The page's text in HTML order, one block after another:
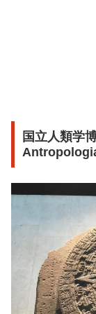
国立人類学
Antropologia